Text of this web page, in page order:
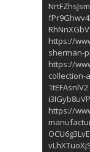
NrtFZhsJsm
https://
sherman-
https://
collection-
1tEFAsnlV2
i3IGyb8uVP
https://